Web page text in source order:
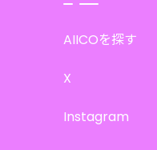
AIICOを探す
X
Instagram